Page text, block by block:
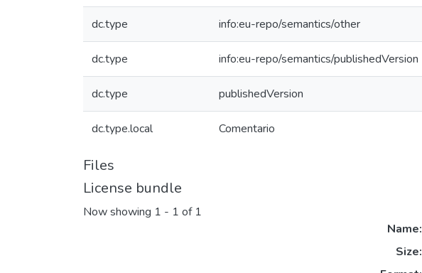
dc.type info:eu-repo/semantics/other
dc.type info:eu-repo/semantics/publishedVersion
dc.type publishedVersion
dc.type.local Comentario
Files
License bundle
Now showing 1 - 1 of 1
Name:
Size: